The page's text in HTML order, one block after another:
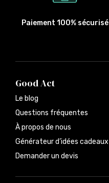
Paiement 100% sécurisé
Good Act
Le blog
Questions fréquentes
À propos de nous
Générateur d’idées cadeaux
Demander un devis